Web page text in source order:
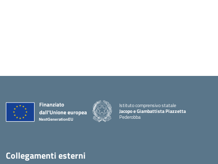
Istituto comprensivo statale
Jacopo e Giambattista Piazzetta
Pederobba
Collegamenti esterni